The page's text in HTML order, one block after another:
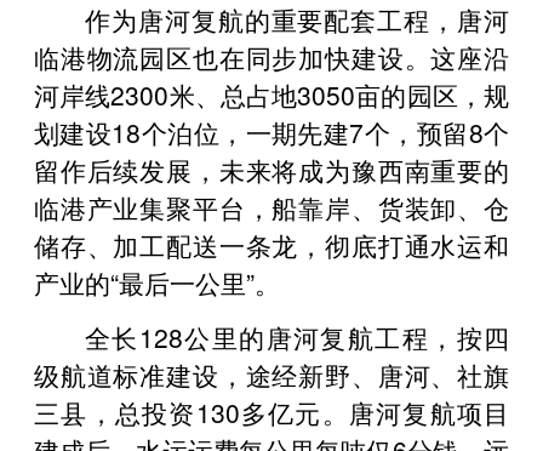
作为唐河复航的重要配套工程，唐河
临港物流园区也在同步加快建设。这座沿
河岸线2300米、总占地3050亩的园区，规
划建设18个泊位，一期先建7个，预留8个
留作后续发展，未来将成为豫西南重要的
临港产业集聚平台，船靠岸、货装卸、仓
储存、加工配送一条龙，彻底打通水运和
产业的“最后一公里”。
全长128公里的唐河复航工程，按四
级航道标准建设，途经新野、唐河、社旗
三县，总投资130多亿元。唐河复航项目